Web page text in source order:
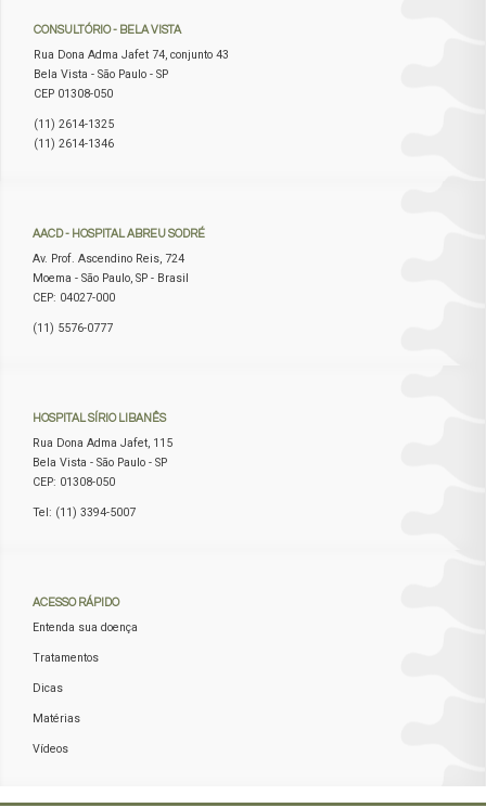
CONSULTÓRIO- BELA VISTA
Rua Dona Adma Jafet 74, conjunto 43
Bela Vista - São Paulo - SP
CEP 01308-050
(11) 2614-1325
(11) 2614-1346
AACD- HOSPITAL ABREU SODRÉ
Av. Prof. Ascendino Reis, 724
Moema - São Paulo, SP - Brasil
CEP: 04027-000
(11) 5576-0777
HOSPITALSÍRIO LIBANÊS
Rua Dona Adma Jafet, 115
Bela Vista - São Paulo - SP
CEP: 01308-050
Tel: (11) 3394-5007
ACESSO RÁPIDO
Entenda sua doença
Tratamentos
Dicas
Matérias
Vídeos